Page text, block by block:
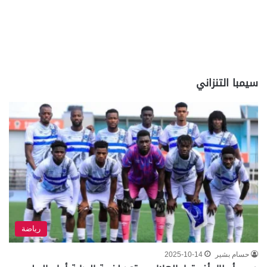
سيمبا التنزاني
رياضة
حسام بشير 2025-10-14